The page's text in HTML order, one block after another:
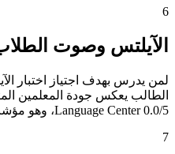
6
الآيلتس وصوت
Language Center 0.0/5، وهو مؤشر إضافي يُكمل الصورة دون أن يكون الفيصل الوحيد.
7